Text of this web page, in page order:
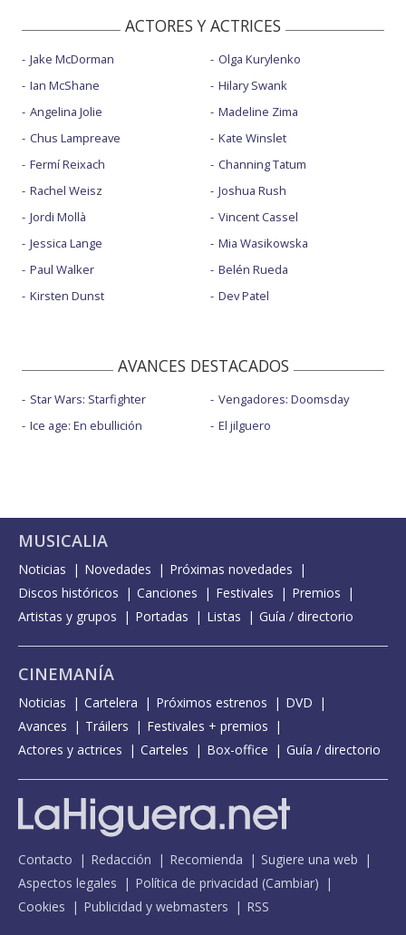
ACTORES Y ACTRICES
Jake McDorman
Ian McShane
Angelina Jolie
Chus Lampreave
Fermí Reixach
Rachel Weisz
Jordi Mollà
Jessica Lange
Paul Walker
Kirsten Dunst
Olga Kurylenko
Hilary Swank
Madeline Zima
Kate Winslet
Channing Tatum
Joshua Rush
Vincent Cassel
Mia Wasikowska
Belén Rueda
Dev Patel
AVANCES DESTACADOS
Star Wars: Starfighter
Ice age: En ebullición
Vengadores: Doomsday
El jilguero
MUSICALIA
Noticias Novedades
Próximas novedades
Discos históricos
Canciones Festivales
Premios
Artistas y grupos
Portadas Listas Guía / directorio
CINEMANÍA
Noticias Cartelera Próximos estrenos
DVD
Avances
Tráilers
Festivales + premios
Actores y actrices
Carteles Box-office Guía / directorio
Contacto Redacción Recomienda
Sugiere una web
Aspectos legales
Política de privacidad (Cambiar)
Cookies
Publicidad y webmasters RSS